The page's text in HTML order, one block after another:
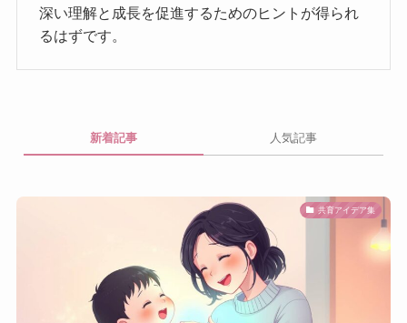
深い理解と成長を促進するためのヒントが得られ
るはずです。
新着記事 人気記事
共育アイデア集